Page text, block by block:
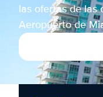
las ofertas de las
Aeropuerto de